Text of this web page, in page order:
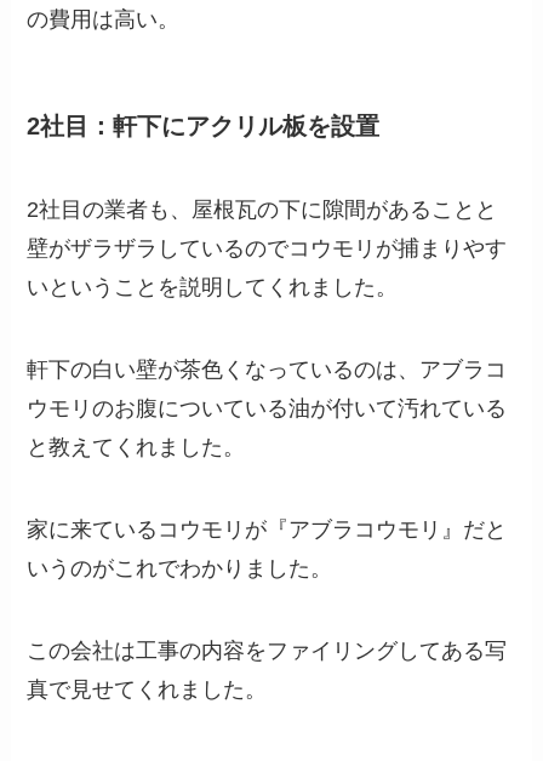
の費用は高い。
2社目：軒下にアクリル板を設置
2社目の業者も、屋根瓦の下に隙間があることと
壁がザラザラしているのでコウモリが捕まりやす
いということを説明してくれました。
軒下の白い壁が茶色くなっているのは、アブラコ
ウモリのお腹についている油が付いて汚れている
と教えてくれました。
家に来ているコウモリが『アブラコウモリ』だと
いうのがこれでわかりました。
この会社は工事の内容をファイリングしてある写
真で見せてくれました。